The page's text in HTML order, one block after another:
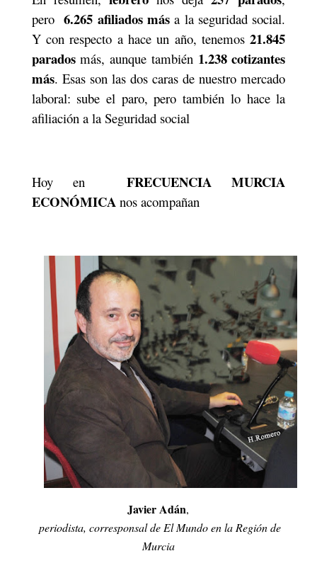
pero 6.265 afiliados más a la seguridad social.
Y con respecto a hace un año, tenemos21.845
paradosmás, aunque también 1.238 cotizantes
más. Esas son las dos caras de nuestro mercado
laboral: sube el paro, pero también lo hace la
afiliación a la Seguridad social
Hoy en
FRECUENCIA MURCIA
ECONÓMICAnos acompañan
Javier Adán,
periodista, corresponsal de El Mundo en la Región de
Murcia